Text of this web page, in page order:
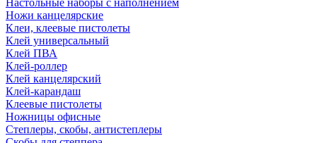
Настольные наборы с наполнением
Ножи канцелярские
Клеи, клеевые пистолеты
Клей универсальный
Клей ПВА
Клей-роллер
Клей канцелярский
Клей-карандаш
Клеевые пистолеты
Ножницы офисные
Степлеры, скобы, антистеплеры